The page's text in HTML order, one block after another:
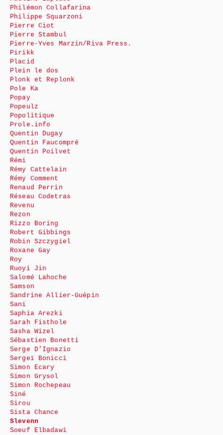
Philémon Collafarina
Philippe Squarzoni
Pierre Ciot
Pierre Stambul
Pierre-Yves Marzin/Riva Press.
Pirikk
Placid
Plein le dos
Plonk et Replonk
Pole Ka
Popay
Popeulz
Popolitique
Prole.info
Quentin Dugay
Quentin Faucompré
Quentin Poilvet
Rémi
Rémy Cattelain
Rémy Comment
Renaud Perrin
Réseau Codetras
Revenu
Rezon
Rizzo Boring
Robert Gibbings
Robin Szczygiel
Roxane Gay
Roy
Ruoyi Jin
Salomé Lahoche
Samson
Sandrine Allier-Guépin
Sani
Saphia Arezki
Sarah Fisthole
Sasha Wizel
Sébastien Bonetti
Serge D’Ignazio
Sergeï Bonicci
Simon Ecary
Simon Grysol
Simon Rochepeau
Siné
Sirou
Sista Chance
Slevenn
Soeuf Elbadawi